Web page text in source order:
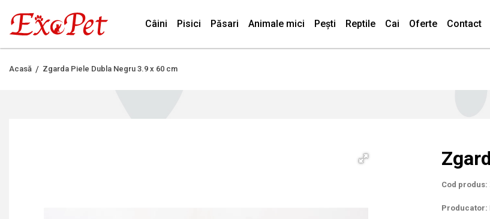
Câini Pisici Păsari Animale mici Pești Reptile Cai Oferte Contact
Acasă Zgarda Piele Dubla Negru 3.9 x 60 cm
Cod produs:
Producator: